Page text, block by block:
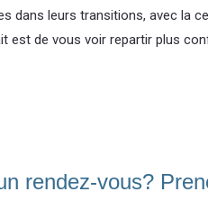
dans leurs transitions, avec la
est de vous voir repartir plus
rendez-vous?